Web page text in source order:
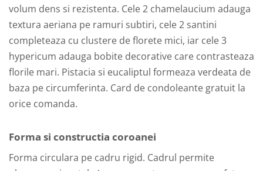
volum dens si rezistenta. Cele 2 chamelaucium adauga
textura aeriana pe ramuri subtiri, cele 2 santini
completeaza cu clustere de florete mici, iar cele 3
hypericum adauga bobite decorative care contrasteaza
florile mari. Pistacia si eucaliptul formeaza verdeata de
baza pe circumferinta. Card de condoleante gratuit la
orice comanda.
Forma si constructia coroanei
Forma circulara pe cadru rigid. Cadrul permite